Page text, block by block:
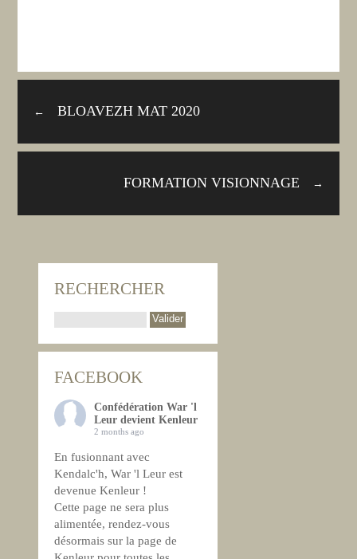
← BLOAVEZH MAT 2020
→
FORMATION VISIONNAGE
RECHERCHER
FACEBOOK
Confédération War 'l
Leur devient Kenleur
2 months ago
En fusionnant avec
Kendalc'h, War 'l Leur est
devenue Kenleur !
Cette page ne sera plus
alimentée, rendez-vous
désormais sur la page de